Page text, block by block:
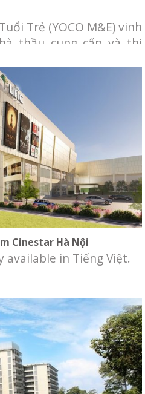
Trẻ (YOCO M&E) vinh
thầu cung cấp và thi
tư: Công ty TNHH MTV
Địa điểm: 172-174
Quận 5, Tp.HCM Qui
Cinestar Hà Nội
in Tiếng Việt.